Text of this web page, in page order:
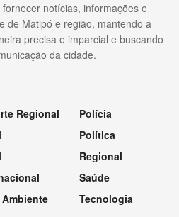
notícias, informações e
de Matipó e região, mantendo a
precisa e imparcial e buscando
da cidade.
Regional
Ambiente
Polícia
Política
Regional
Saúde
Tecnologia